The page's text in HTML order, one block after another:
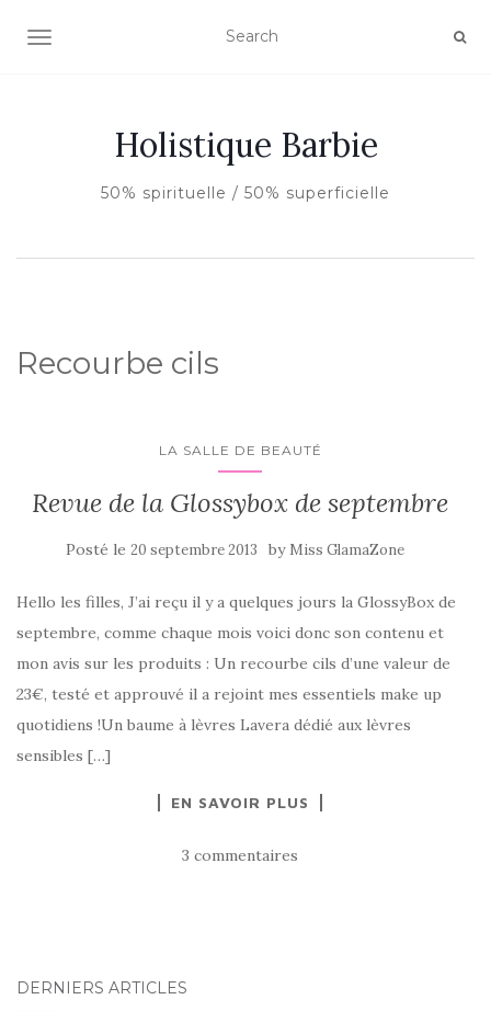
AFFICHER/MASQUER LA NAVIGATION
Holistique Barbie
50% spirituelle / 50% superficielle
Recourbe cils
LA SALLE DE BEAUTÉ
Revue de la Glossybox de septembre
Posté le 20 septembre 2013 by Miss GlamaZone
Hello les filles, J’ai reçu il y a quelques jours la GlossyBox de
septembre, comme chaque mois voici donc son contenu et
mon avis sur les produits : Un recourbe cils d’une valeur de
23€, testé et approuvé il a rejoint mes essentiels make up
quotidiens !Un baume à lèvres Lavera dédié aux lèvres
sensibles […]
EN SAVOIR PLUS
3 commentaires
DERNIERS ARTICLES